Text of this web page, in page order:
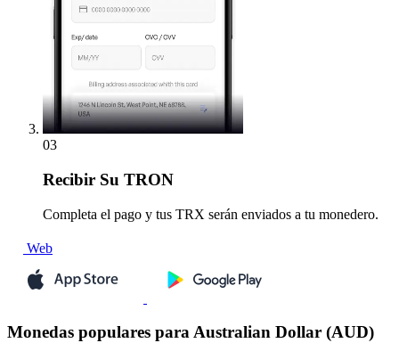
03
Recibir Su TRON
Completa el pago y tus TRX serán enviados a tu monedero.
Web
Monedas populares para Australian Dollar (AUD)